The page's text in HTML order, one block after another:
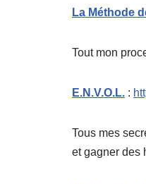
La Méthode
Tout mon
E.N.V.O.L. :
Tous mes
et gagner des